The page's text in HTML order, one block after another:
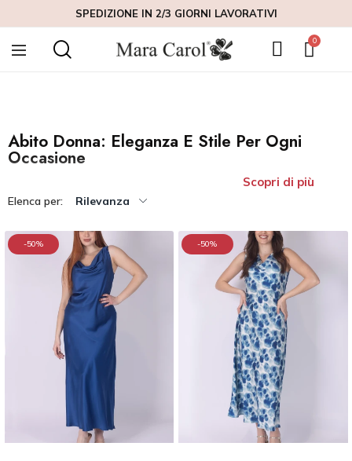
SPEDIZIONE IN 2/3 GIORNI LAVORATIVI
Abito Donna: Eleganza E Stile Per Ogni
Occasione
abiti da donna sono perfetti per ogni occasione: dal lavoro, agli eventi
formali, alle serate più casual. La nostra collezione di vestiti donna
Scopri di più
Elenca per: Rilevanza
-50% -50%